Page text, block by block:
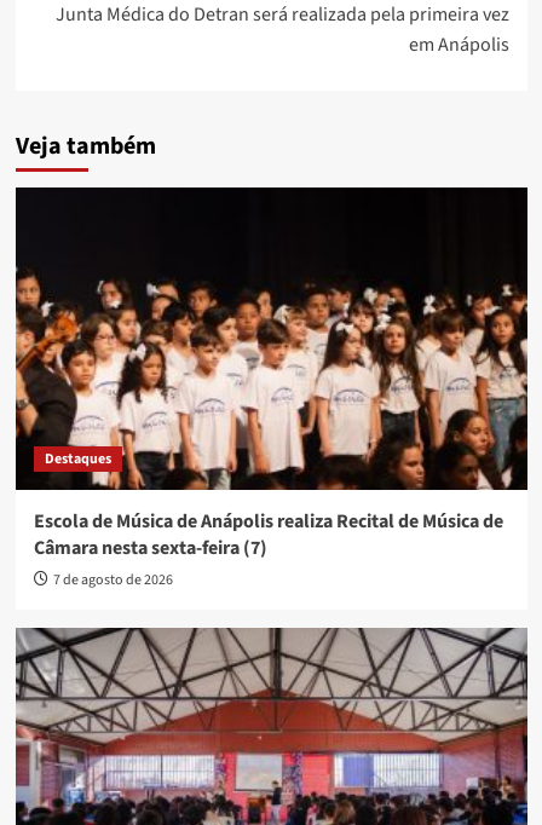
Junta Médica do Detran será realizada pela primeira vez
em Anápolis
Veja também
Destaques
Escola de Música de Anápolis realiza Recital de Música de
Câmara nesta sexta-feira (7)
7 de agosto de 2026